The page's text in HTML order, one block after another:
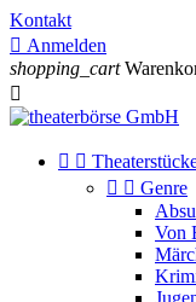
Kontakt
 Anmelden
shopping_cart

 
  Genre
Von